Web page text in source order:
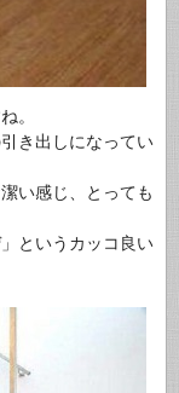
。
き出しになってい
い感じ、
とっても
というカッコ良い